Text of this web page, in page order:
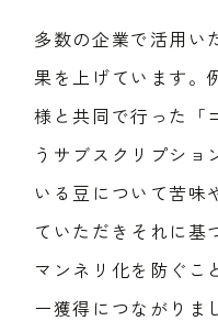
多数の企業で活用い
果を上げています。
様と共同で行った「
うサブスクリプショ
いる豆について苦味
ていただきそれに基
マンネリ化を防ぐこ
ー獲得につながりま